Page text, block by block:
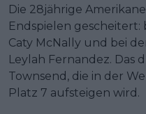
Die 28jährige
Endspielen gescheitert:
Caty McNally und bei
Leylah Fernandez. Das
Townsend, die in der
Platz 7 aufsteigen wird.